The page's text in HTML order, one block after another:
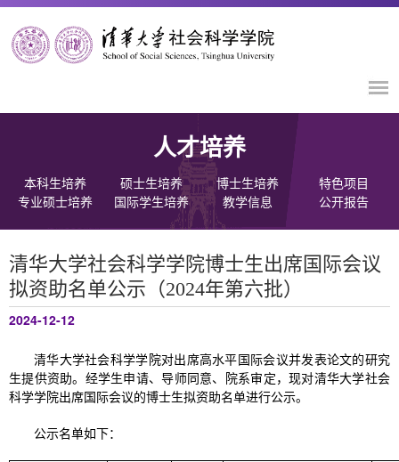
人才培养
本科生培养 硕士生培养 博士生培养
特色项目
专业硕士培养
国际学生培养 教学信息 公开报告
清华大学社会科学学院博士生出席国际会议
拟资助名单公示（2024年第六批）
2024-12-12
清华大学社会科学学院对出席高水平国际会议并发表论文的研究
生提供资助。经学生申请、导师同意、院系审定，现对清华大学社会
科学学院出席国际会议的博士生拟资助名单进行公示。
公示名单如下：